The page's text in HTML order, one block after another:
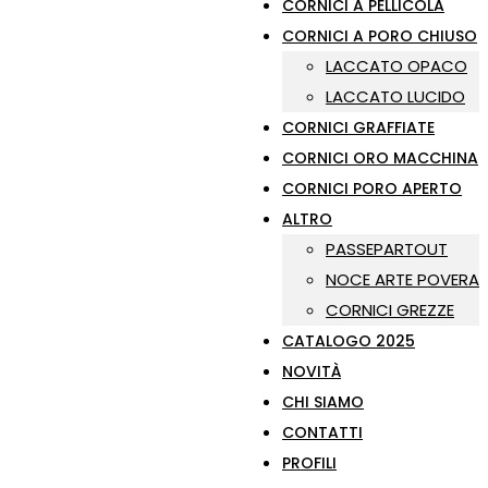
CORNICI A PELLICOLA
CORNICI A PORO CHIUSO
LACCATO OPACO
LACCATO LUCIDO
CORNICI GRAFFIATE
CORNICI ORO MACCHINA
CORNICI PORO APERTO
ALTRO
PASSEPARTOUT
NOCE ARTE POVERA
CORNICI GREZZE
CATALOGO 2025
NOVITÀ
CHI SIAMO
CONTATTI
PROFILI